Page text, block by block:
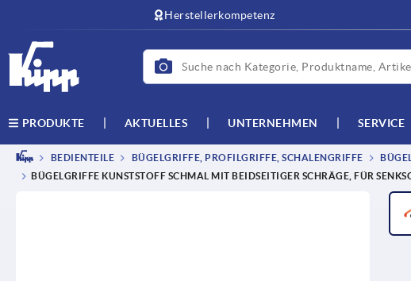
Herstellerkompetenz
PRODUKTE AKTUELLES UNTERNEHMEN SERVICE
BEDIENTEILE BÜGELGRIFFE, PROFILGRIFFE, SCHALENGRIFFE
BÜGELGRIFFE KUNSTSTOFF SCHMAL MIT BEIDSEITIGER SCHRÄGE, FÜR